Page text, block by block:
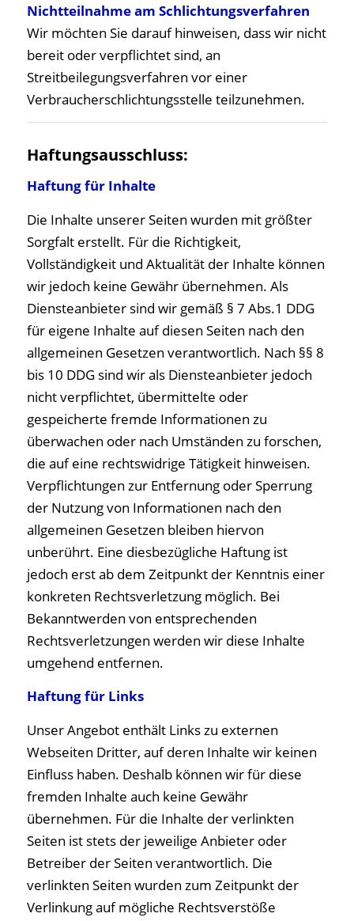
Nichtteilnahme am Schlichtungsverfahren
Wir möchten Sie darauf hinweisen, dass wir nicht
bereit oder verpflichtet sind, an
Streitbeilegungsverfahren vor einer
Verbraucherschlichtungsstelle teilzunehmen.
Haftungsausschluss:
Haftung für Inhalte
Die Inhalte unserer Seiten wurden mit größter
Sorgfalt erstellt. Für die Richtigkeit,
Vollständigkeit und Aktualität der Inhalte können
wir jedoch keine Gewähr übernehmen. Als
Diensteanbieter sind wir gemäß § 7 Abs.1 DDG
für eigene Inhalte auf diesen Seiten nach den
allgemeinen Gesetzen verantwortlich. Nach §§ 8
bis 10 DDG sind wir als Diensteanbieter jedoch
nicht verpflichtet, übermittelte oder
gespeicherte fremde Informationen zu
überwachen oder nach Umständen zu forschen,
die auf eine rechtswidrige Tätigkeit hinweisen.
Verpflichtungen zur Entfernung oder Sperrung
der Nutzung von Informationen nach den
allgemeinen Gesetzen bleiben hiervon
unberührt. Eine diesbezügliche Haftung ist
jedoch erst ab dem Zeitpunkt der Kenntnis einer
konkreten Rechtsverletzung möglich. Bei
Bekanntwerden von entsprechenden
Rechtsverletzungen werden wir diese Inhalte
umgehend entfernen.
Haftung für Links
Unser Angebot enthält Links zu externen
Webseiten Dritter, auf deren Inhalte wir keinen
Einfluss haben. Deshalb können wir für diese
fremden Inhalte auch keine Gewähr
übernehmen. Für die Inhalte der verlinkten
Seiten ist stets der jeweilige Anbieter oder
Betreiber der Seiten verantwortlich. Die
verlinkten Seiten wurden zum Zeitpunkt der
Verlinkung auf mögliche Rechtsverstöße